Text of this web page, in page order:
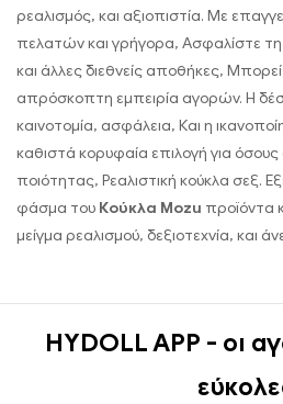
ρεαλισμός, και αξιοπιστία. Με
πελατών και γρήγορα, Ασφαλίστε
και άλλες διεθνείς αποθήκες,
απρόσκοπτη εμπειρία αγορών. Η
καινοτομία, ασφάλεια, Και η
καθιστά κορυφαία επιλογή για
ποιότητας, Ρεαλιστική κούκλα σεξ.
φάσμα του Κούκλα Mozu προϊόντα
μείγμα ρεαλισμού, δεξιοτεχνία, και
HYDOLL APP - οι